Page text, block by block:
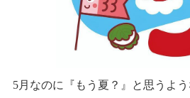
5月なのに『もう夏？』と思うよ